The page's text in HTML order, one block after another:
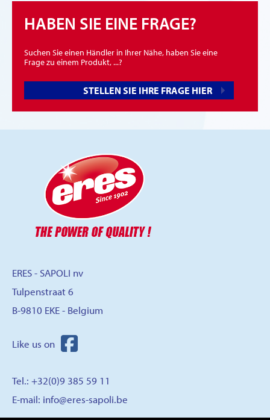
HABEN SIE EINE FRAGE?
Suchen Sie einen Händler in Ihrer Nähe, haben Sie eine
Frage zu einem Produkt, ...?
STELLEN SIE IHRE FRAGE HIER
ERES - SAPOLI nv
Tulpenstraat 6
B-9810 EKE - Belgium
Tel.: +32(0)9 385 59 11
E-mail: info@eres-sapoli.be